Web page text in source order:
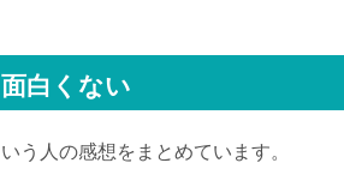
白くない
う人の感想をまとめています。